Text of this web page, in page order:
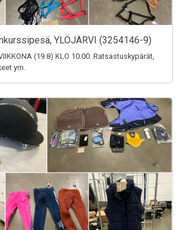
YLÖJÄRVI (3254146-9)
(19.8) KLO 10.00. Ratsastuskypärät,
ym.